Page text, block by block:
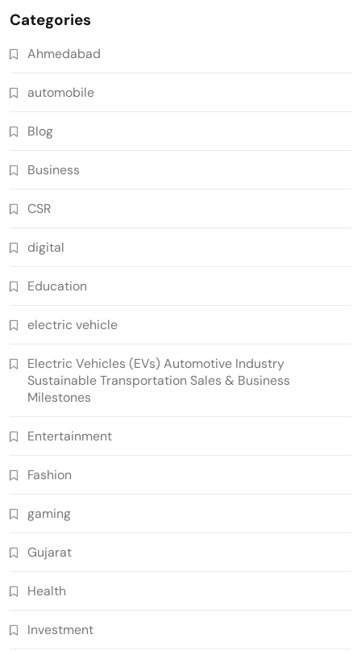
Categories
Ahmedabad
automobile
Blog
Business
CSR
digital
Education
electric vehicle
Electric Vehicles (EVs) Automotive Industry
Sustainable Transportation Sales & Business
Milestones
Entertainment
Fashion
gaming
Gujarat
Health
Investment